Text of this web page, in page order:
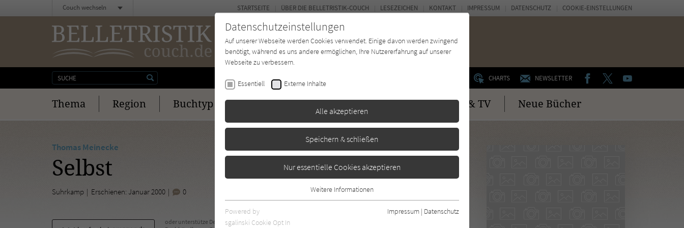
CHARTS NEWSLETTER FACEBOOKTWITTERYOUTUBE
Thema Region Buchtyp Autor*in Verlage Magazin Kino & TV Neue Bücher
STARTSEITE ÜBER DIE BELLETRISTIK-COUCH LESEZEICHEN KONTAKT IMPRESSUM DATENSCHUTZ COOKIE-EINSTELLUNGEN
Couch wechseln
Thomas Meinecke
Selbst
Suhrkamp Erschienen: Januar 2000 0
oder unterstütze Deinen
Datenschutzeinstellungen
Auf unserer Webseite werden Cookies verwendet. Einige davon werden zwingend
benötigt, während es uns andere ermöglichen, Ihre Nutzererfahrung auf unserer
Webseite zu verbessern.
Essentiell Externe Inhalte
Alle akzeptieren
Speichern & schließen
Nur essentielle Cookies akzeptieren
Essentielle Cookies werden für grundlegende Funktionen der Webseite
benötigt. Dadurch ist gewährleistet, dass die Webseite einwandfrei
Weitere Informationen
Powered by
sgalinski Cookie Opt In
Impressum | Datenschutz